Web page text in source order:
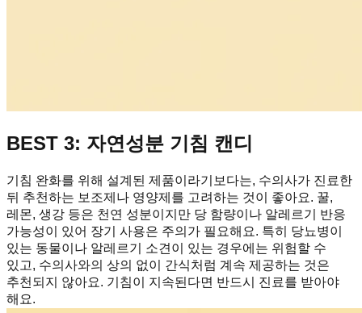
BEST 3: 자연성분 기침 캔디
기침 완화를 위해 설계된 제품이라기보다는, 수의사가 진료한
뒤 추천하는 보조제나 영양제를 고려하는 것이 좋아요. 꿀,
레몬, 생강 등은 천연 성분이지만 당 함량이나 알레르기 반응
가능성이 있어 장기 사용은 주의가 필요해요. 특히 당뇨병이
있는 동물이나 알레르기 소견이 있는 경우에는 위험할 수
있고, 수의사와의 상의 없이 간식처럼 계속 제공하는 것은
추천되지 않아요. 기침이 지속된다면 반드시 진료를 받아야
해요.